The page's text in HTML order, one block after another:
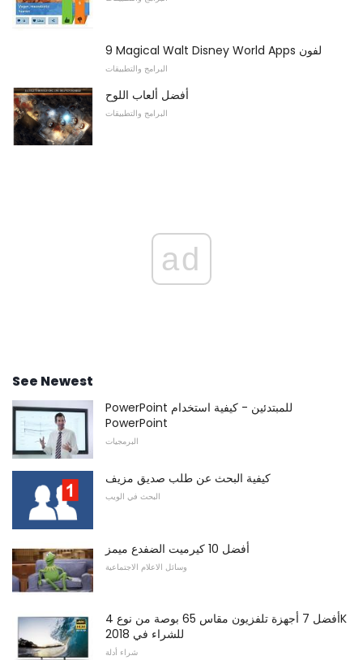
9 Magical Walt Disney World Apps لفون
البرامج والتطبيقات
أفضل ألعاب اللوح
البرامج والتطبيقات
ad
See Newest
PowerPoint للمبتدئين - كيفية استخدام
PowerPoint
البرمجيات
كيفية البحث عن طلب صديق مزيف
البحث في الويب
أفضل 10 كيرميت الضفدع ميمز
وسائل الاعلام الاجتماعية
أفضل 7 أجهزة تلفزيون مقاس 65 بوصة من نوع 4K
للشراء في 2018
شراء أدلة